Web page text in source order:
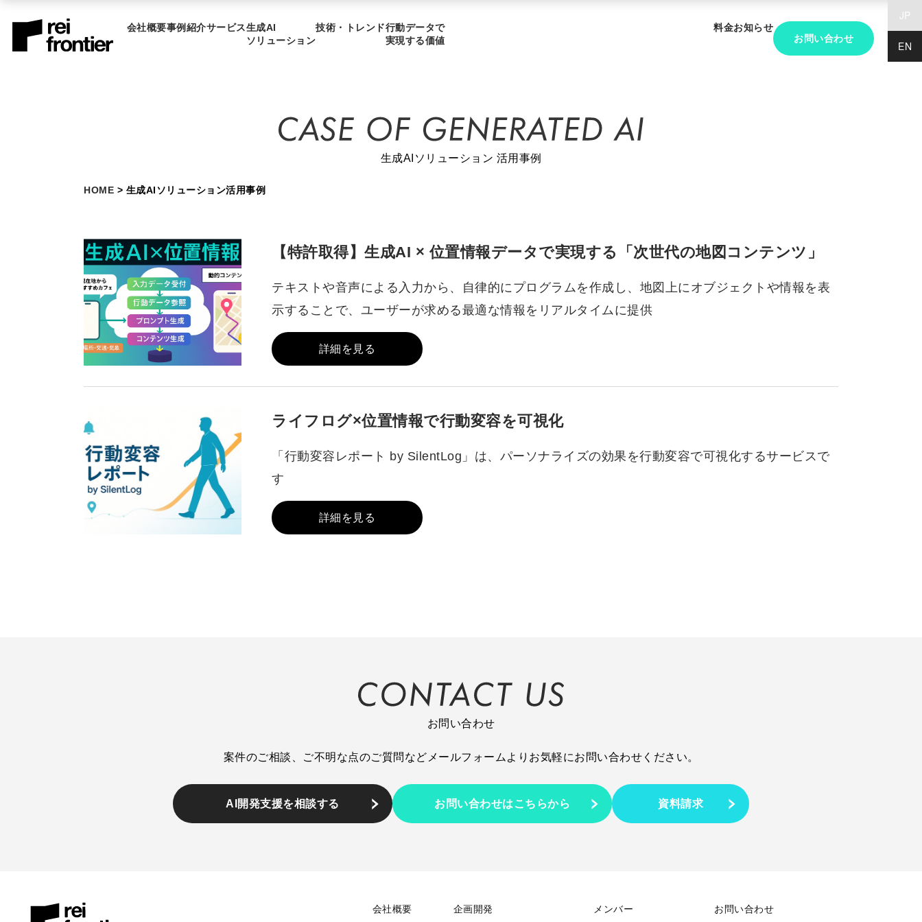
会社概要事例紹介サービス生成AI
ソリューション
技術・トレンド行動データで
実現する価値
料金お知らせ
お問い合わせ
JP
EN
生成AIソリューション 活用事例
HOME > 生成AIソリューション活用事例
【特許取得】生成AI × 位置情報データで実現する「次世代の地図コンテンツ」
テキストや音声による入力から、自律的にプログラムを作成し、地図上にオブジェクトや情報を表
示することで、ユーザーが求める最適な情報をリアルタイムに提供
詳細を見る
ライフログ×位置情報で行動変容を可視化
「行動変容レポート by SilentLog」は、パーソナライズの効果を行動変容で可視化するサービスで
す
詳細を見る
お問い合わせ
案件のご相談、ご不明な点のご質問など メールフォームより お気軽にお問い合わせください。
AI開発支援を相談する お問い合わせはこちらから 資料請求
会社概要 企画開発 メンバー お問い合わせ